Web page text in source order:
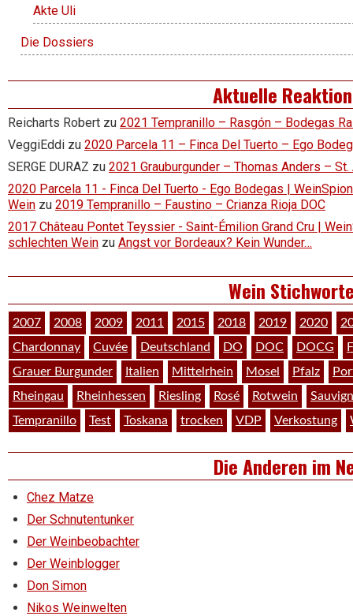
Akte Uli
Die Dossiers
Aktuelle
Reicharts Robert zu 2021 Tempranillo – Rasgón – Bodegas
VeggiEddi zu 2020 Parcela 11 – Finca Del Tuerto – Ego
SERGE DURAZ zu 2021 Grauburgunder – Thomas Anders – St.
2020 Parcela 11 - Finca Del Tuerto - Ego Bodegas |
Wein zu 2019 Tempranillo – Faustino – Crianza Rioja DOC
2017 Château Pontet Teyssier - Saint-Émilion Grand Cru |
schlechten Wein zu Angst vor Bordeaux? Kein Wunder…
Wein
2007 2008 2009 2011 2015 2018 2019 2020
Chardonnay
Cuvée Deutschland DO DOC DOCG
Grauer Burgunder
Italien Mittelrhein Mosel Pfalz
Rheingau
Rheinhessen Riesling Rosé Rotwein
Tempranillo
Test Toskana trocken VDP Verkostung
Die Anderen im
Chez Matze
Der Schnutentunker
Der Weinbeobachter
Der Weinblogger
Don Simon
Nikos Weinwelten